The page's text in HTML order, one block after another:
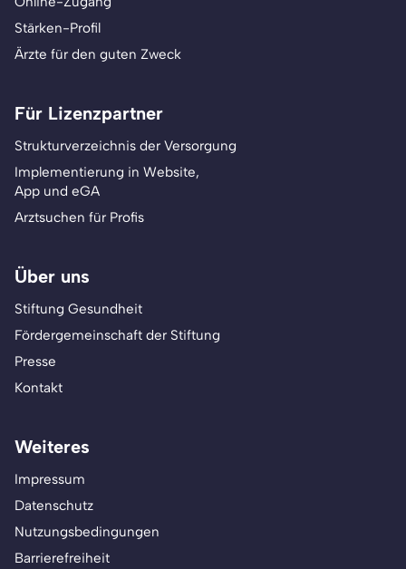
Stärken-Profil
Ärzte für den guten Zweck
Für Lizenzpartner
Strukturverzeichnis der Versorgung
Implementierung in Website,
App und eGA
Arztsuchen für Profis
Über uns
Stiftung Gesundheit
Fördergemeinschaft der Stiftung
Presse
Kontakt
Weiteres
Impressum
Datenschutz
Nutzungsbedingungen
Barrierefreiheit